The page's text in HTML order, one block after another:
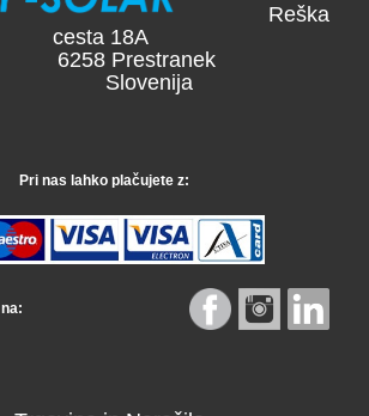
Reška
cesta 18A
Prestranek
Slovenija
Pri nas lahko plačujete z: